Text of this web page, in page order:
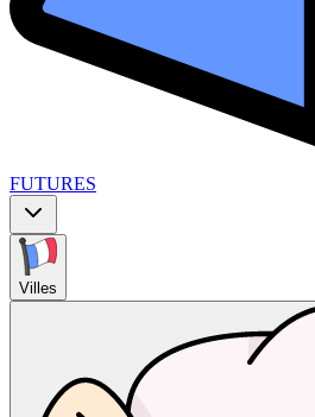
FUTURES
Villes